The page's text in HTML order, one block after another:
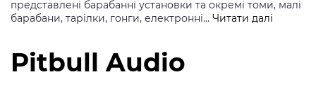
представлені барабанні установки та окремі томи, малі
барабани, тарілки, гонги, електронні… Читати далі
Pitbull Audio